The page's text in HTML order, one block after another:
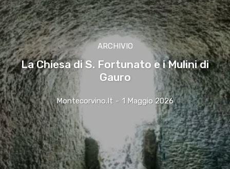
ARCHIVIO
La Chiesa di S. Fortunato e i Mulini di
Gauro
Montecorvino.it - 1 Maggio 2026